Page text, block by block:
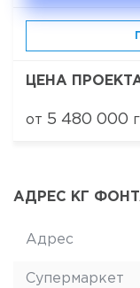
ЦЕНА
от 5 480 000
АДРЕС КГ
Адрес
Супермаркет